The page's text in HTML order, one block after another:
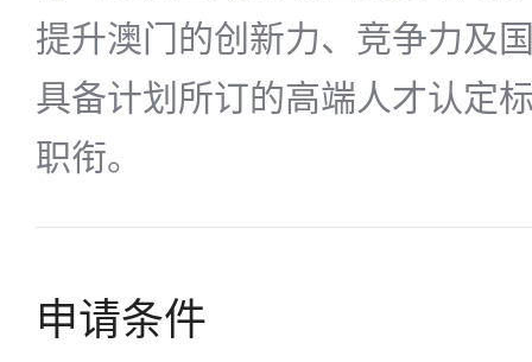
提升澳门的创新力、竞争力及
具备计划所订的高端人才认定
职衔。
申请条件